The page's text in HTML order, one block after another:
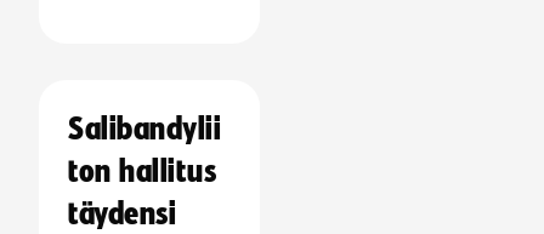
Salibandylii
ton hallitus
täydensi